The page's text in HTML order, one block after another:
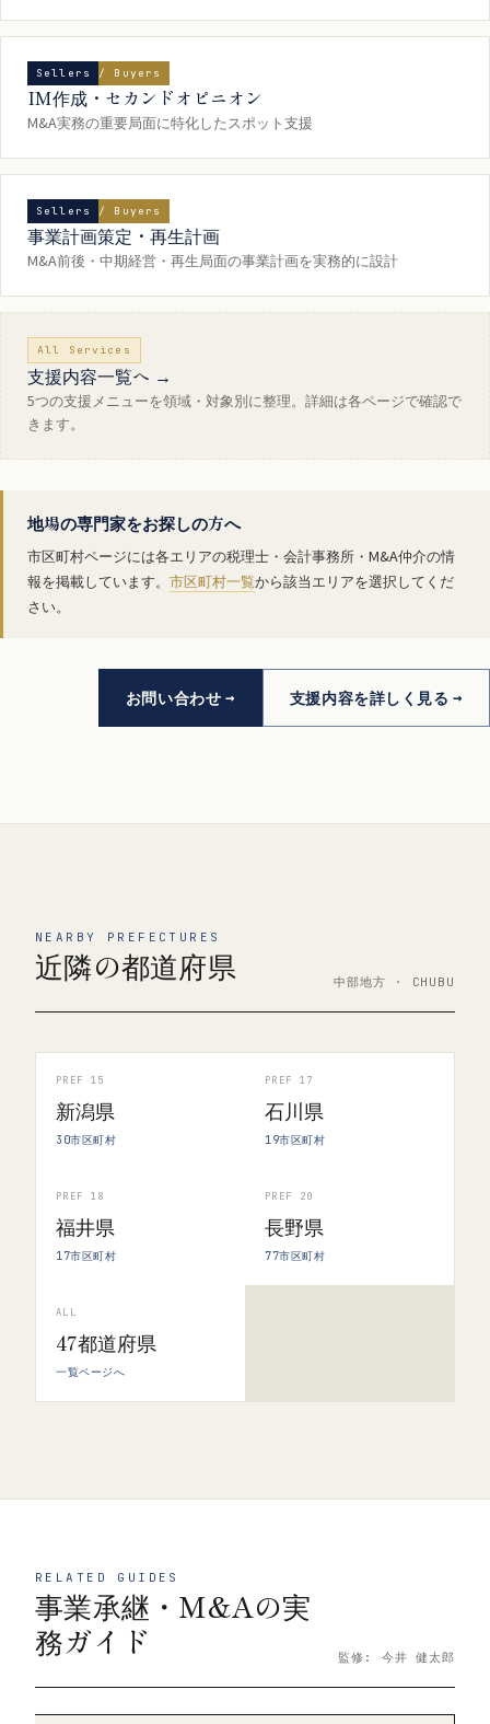
Sellers / Buyers
IM作成・セカンドオピニオン
M&A実務の重要局面に特化したスポット支援
Sellers / Buyers
事業計画策定・再生計画
M&A前後・中期経営・再生局面の事業計画を実務的に設計
All Services
支援内容一覧へ →
5つの支援メニューを領域・対象別に整理。詳細は各ページで確認で
きます。
地場の専門家をお探しの方へ
市区町村ページには各エリアの税理士・会計事務所・M&A仲介の情
報を掲載しています。 市区町村一覧から該当エリアを選択してくだ
さい。
お問い合わせ 支援内容を詳しく見る
NEARBY PREFECTURES
近隣の都道府県 中部地方 · CHUBU
PREF 15
新潟県
30市区町村
PREF 17
石川県
19市区町村
PREF 18
福井県
17市区町村
PREF 20
長野県
77市区町村
ALL
47都道府県
一覧ページへ
RELATED GUIDES
事業承継・M&Aの実
務ガイド
監修: 今井 健太郎